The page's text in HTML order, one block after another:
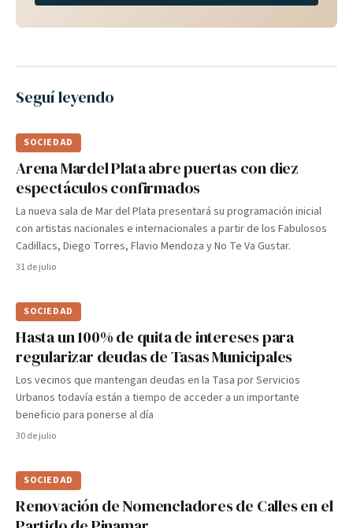
Seguí leyendo
SOCIEDAD
Arena Mardel Plata abre puertas con diez
espectáculos confirmados
La nueva sala de Mar del Plata presentará su programación inicial
con artistas nacionales e internacionales a partir de los Fabulosos
Cadillacs, Diego Torres, Flavio Mendoza y No Te Va Gustar.
31 de julio
SOCIEDAD
Hasta un 100% de quita de intereses para
regularizar deudas de Tasas Municipales
Los vecinos que mantengan deudas en la Tasa por Servicios
Urbanos todavía están a tiempo de acceder a un importante
beneficio para ponerse al día
30 de julio
SOCIEDAD
Renovación de Nomencladores de Calles en el